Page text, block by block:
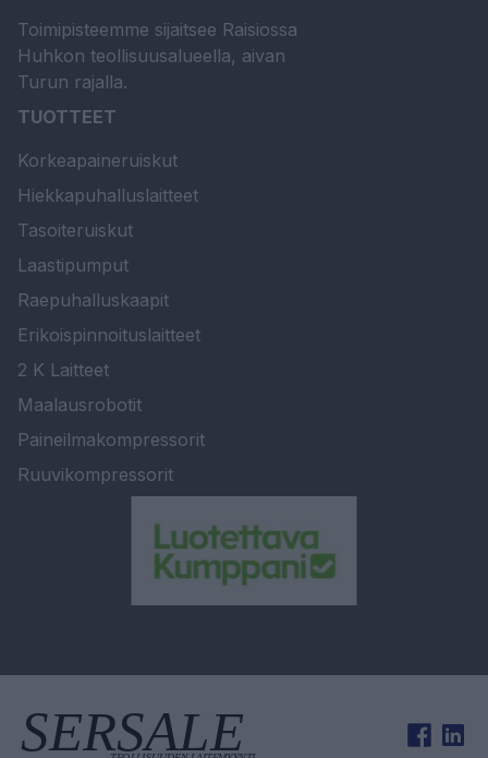
Toimipisteemme sijaitsee Raisiossa
Huhkon teollisuusalueella, aivan
Turun rajalla.
TUOTTEET
Korkeapaineruiskut
Hiekkapuhalluslaitteet
Tasoiteruiskut
Laastipumput
Raepuhalluskaapit
Erikoispinnoituslaitteet
2 K Laitteet
Maalausrobotit
Paineilmakompressorit
Ruuvikompressorit